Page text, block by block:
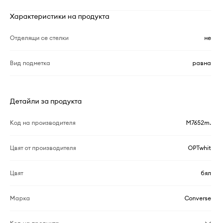
Характеристики на продукта
Отделящи се стелки не
Вид подметка равна
Детайли за продукта
Код на производителя M7652m.
Цвят от производителя OPTwhit
Цвят бял
Марка Converse